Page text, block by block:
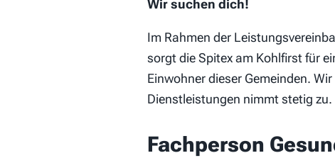
Wir suchen dich!
Im Rahmen der
sorgt die Spitex am Kohlfirst für
Einwohner dieser Gemeinden.
Dienstleistungen nimmt stetig
Fachperson